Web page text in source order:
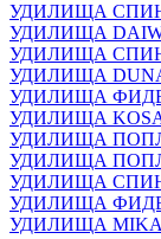
УДИЛИЩА
УДИЛИЩА
УДИЛИЩА
УДИЛИЩА
УДИЛИЩА
УДИЛИЩА
УДИЛИЩА
УДИЛИЩА
УДИЛИЩА
УДИЛИЩА
УДИЛИЩА